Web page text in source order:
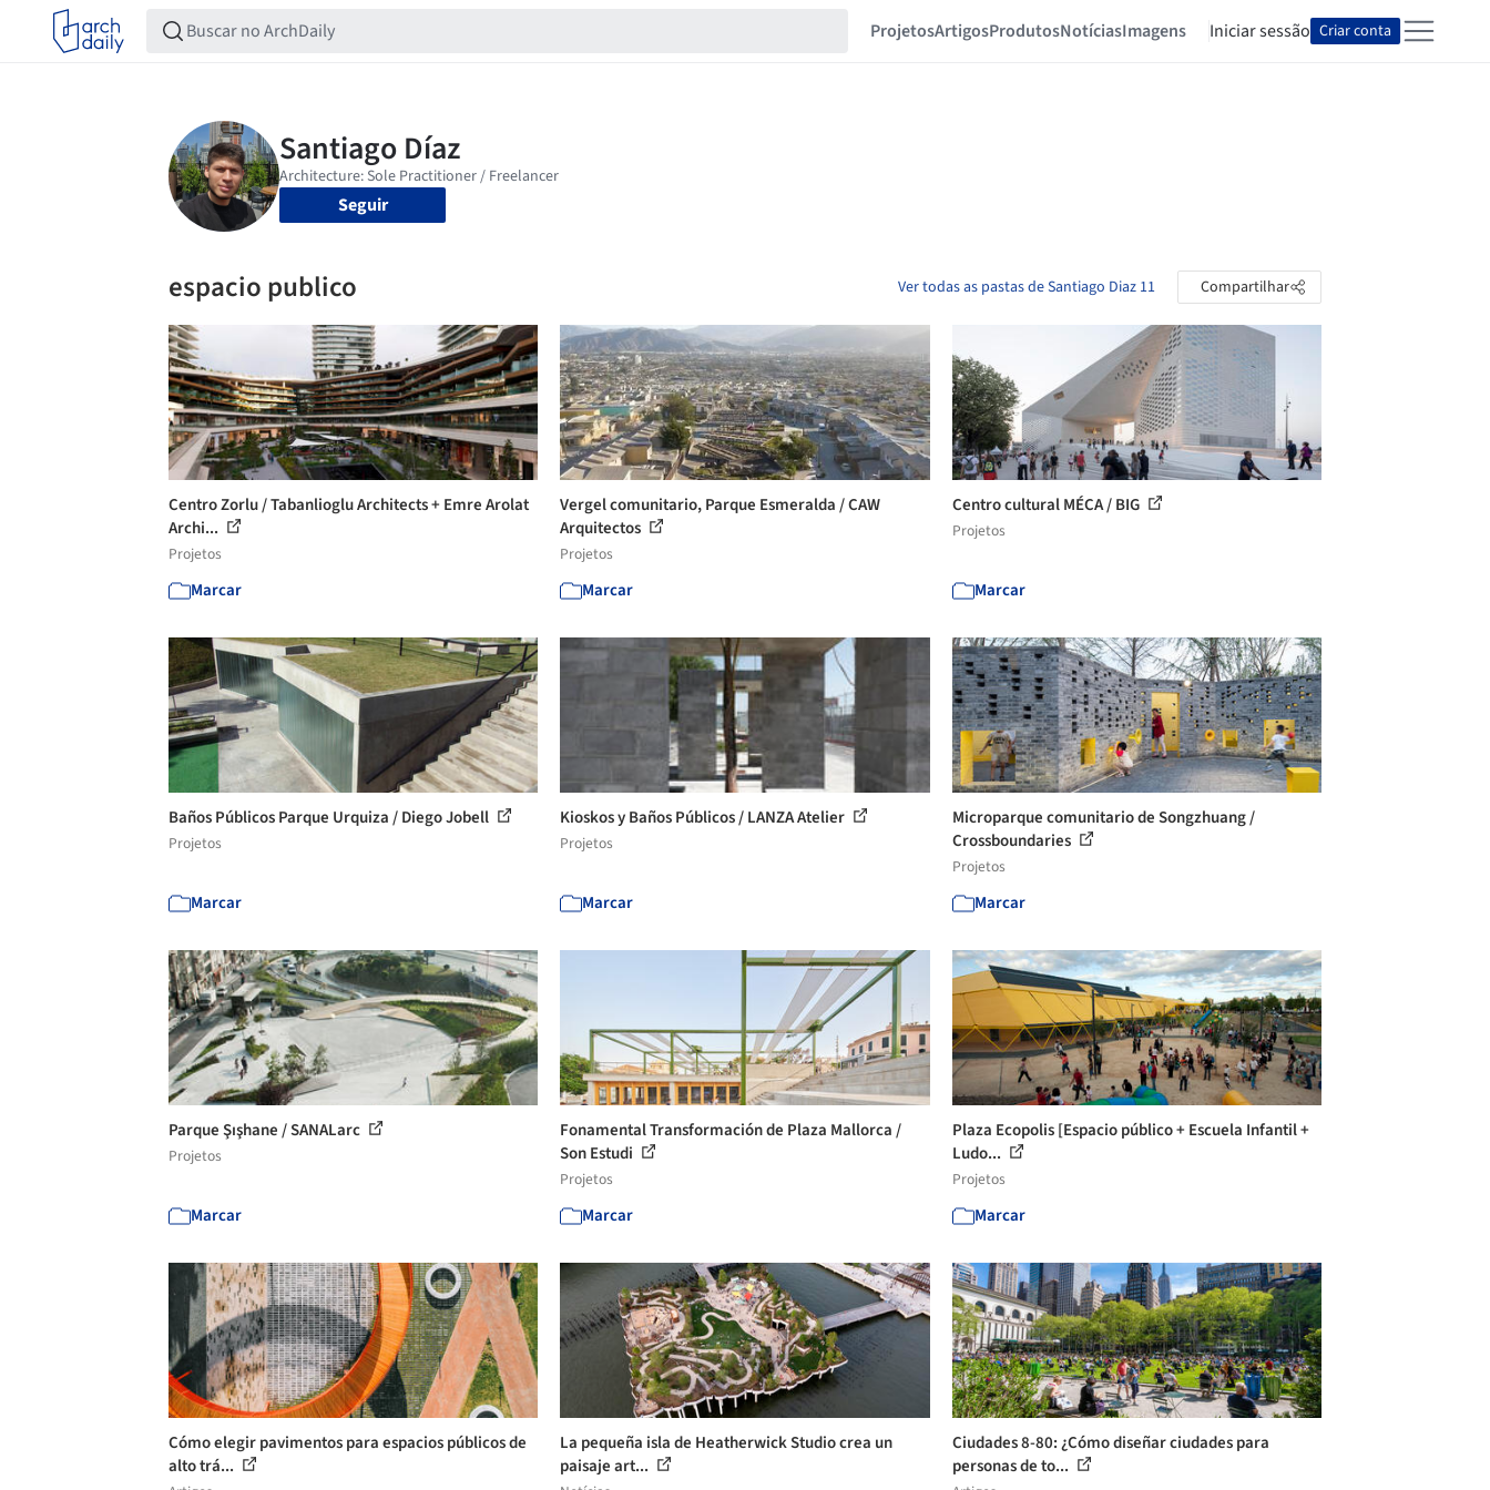
ProjetosArtigosProdutosNotíciasImagens Iniciar sessão Criar conta
Seguir
espacio publico Ver todas as pastas de Santiago Diaz 11 Compartilhar
Centro Zorlu / Tabanlioglu Architects + Emre Arolat
Archi...
Projetos
Marcar
Vergel comunitario, Parque Esmeralda / CAW
Arquitectos
Projetos
Marcar
Centro cultural MÉCA / BIG
Projetos
Marcar
Baños Públicos Parque Urquiza / Diego Jobell
Projetos
Marcar
Kioskos y Baños Públicos / LANZA Atelier
Projetos
Marcar
Microparque comunitario de Songzhuang /
Crossboundaries
Projetos
Marcar
Parque Şışhane / SANALarc
Projetos
Marcar
Fonamental Transformación de Plaza Mallorca /
Son Estudi
Projetos
Marcar
Plaza Ecopolis [Espacio público + Escuela Infantil +
Ludo...
Projetos
Marcar
Cómo elegir pavimentos para espacios públicos de
alto trá...
La pequeña isla de Heatherwick Studio crea un
paisaje art...
Ciudades 8-80: ¿Cómo diseñar ciudades para
personas de to...